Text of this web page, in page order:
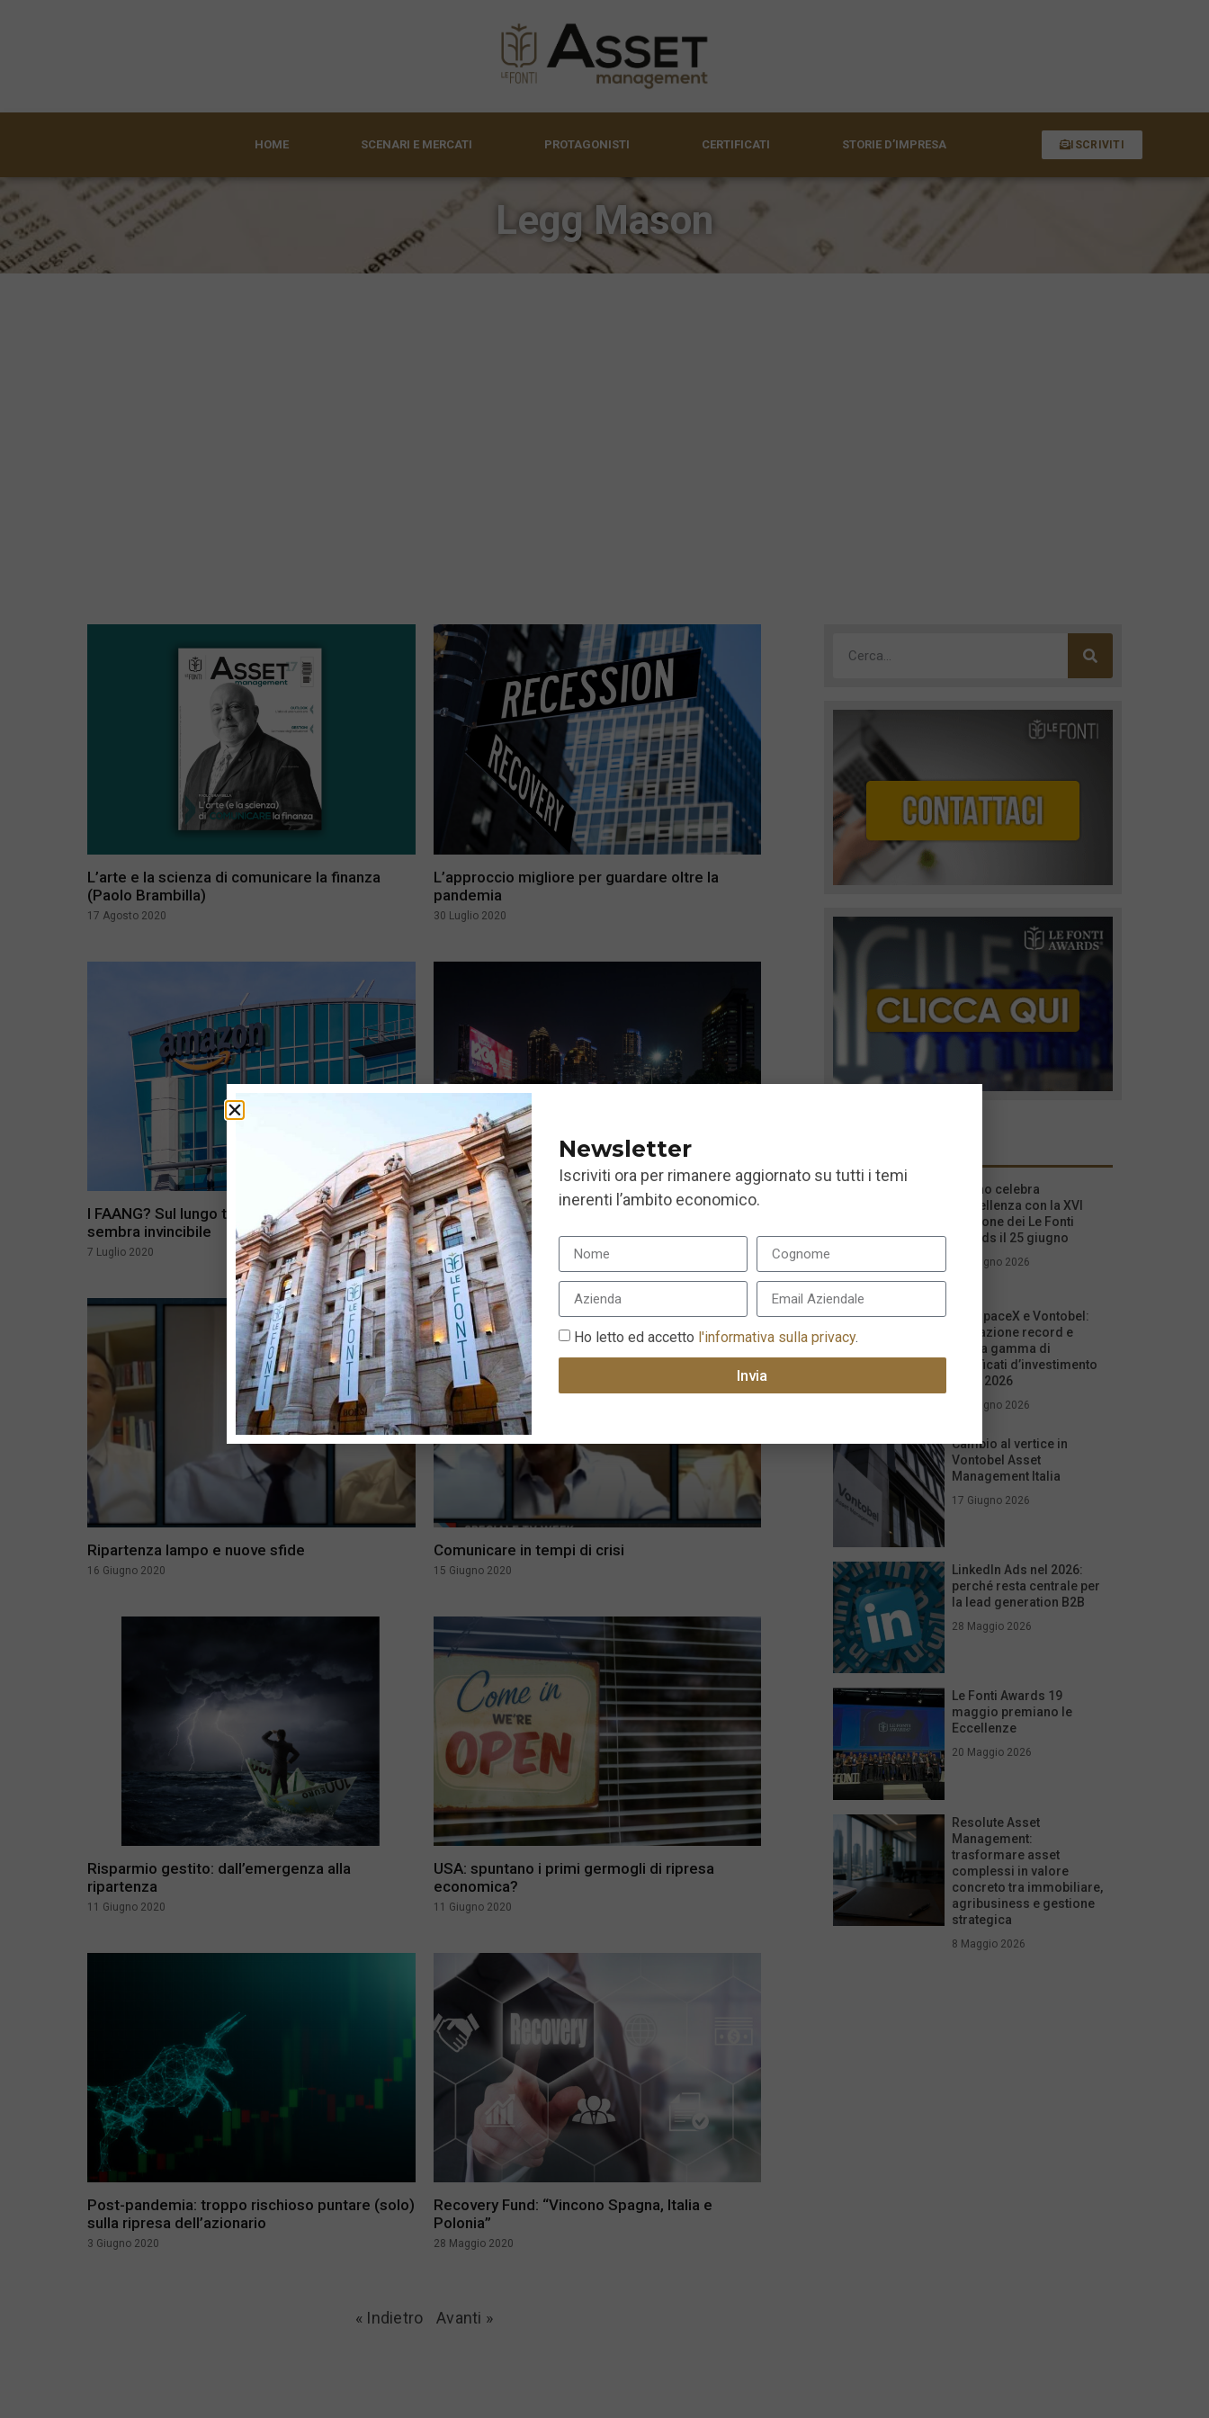
HOME SCENARI E MERCATI PROTAGONISTI CERTIFICATI STORIE D’IMPRESA ISCRIVITI
Legg Mason
L’arte e la scienza di comunicare la finanza
(Paolo Brambilla)
17 Agosto 2020
L’approccio migliore per guardare oltre la
pandemia
30 Luglio 2020
I FAANG? Sul lungo termine solo Amazon
sembra invincibile
7 Luglio 2020
Mercati emergenti, 5 trend che nemmeno la
pandemia potrà fermare
29 Giugno 2020
Ripartenza lampo e nuove sfide
16 Giugno 2020
Comunicare in tempi di crisi
15 Giugno 2020
Risparmio gestito: dall’emergenza alla
ripartenza
11 Giugno 2020
USA: spuntano i primi germogli di ripresa
economica?
11 Giugno 2020
Post-pandemia: troppo rischioso puntare (solo)
sulla ripresa dell’azionario
3 Giugno 2020
Recovery Fund: “Vincono Spagna, Italia e
Polonia”
28 Maggio 2020
« Indietro Avanti »
Milano celebra
l’eccellenza con la XVI
edizione dei Le Fonti
Awards il 25 giugno
26 Giugno 2026
IPO SpaceX e Vontobel:
quotazione record e
nuova gamma di
certificati d’investimento
per il 2026
17 Giugno 2026
Cambio al vertice in
Vontobel Asset
Management Italia
17 Giugno 2026
LinkedIn Ads nel 2026:
perché resta centrale per
la lead generation B2B
28 Maggio 2026
Le Fonti Awards 19
maggio premiano le
Eccellenze
20 Maggio 2026
Resolute Asset
Management:
trasformare asset
complessi in valore
concreto tra immobiliare,
agribusiness e gestione
strategica
8 Maggio 2026
Newsletter
Iscriviti ora per rimanere aggiornato su tutti i temi
inerenti l’ambito economico.
Ho letto ed accetto l'informativa sulla privacy.
Invia